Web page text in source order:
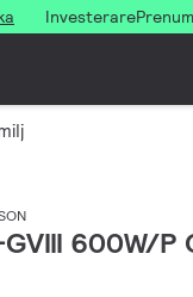
Investerare
600W/P